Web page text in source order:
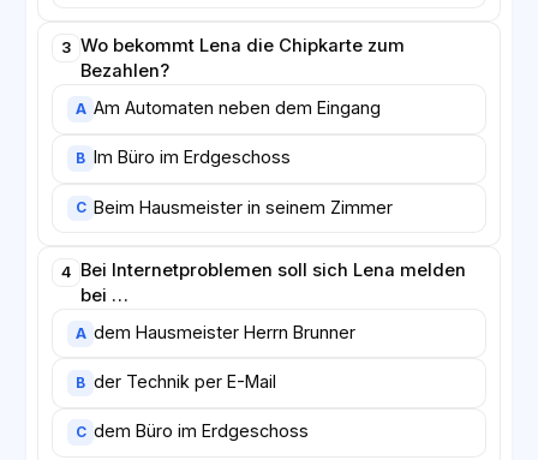
3 Wo bekommt Lena die Chipkarte zum
Bezahlen?
A Am Automaten neben dem Eingang
B Im Büro im Erdgeschoss
C Beim Hausmeister in seinem Zimmer
4 Bei Internetproblemen soll sich Lena melden
bei …
A dem Hausmeister Herrn Brunner
B der Technik per E-Mail
C dem Büro im Erdgeschoss